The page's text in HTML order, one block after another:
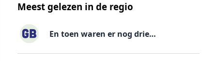
Meest gelezen in de regio
En toen waren er nog drie…